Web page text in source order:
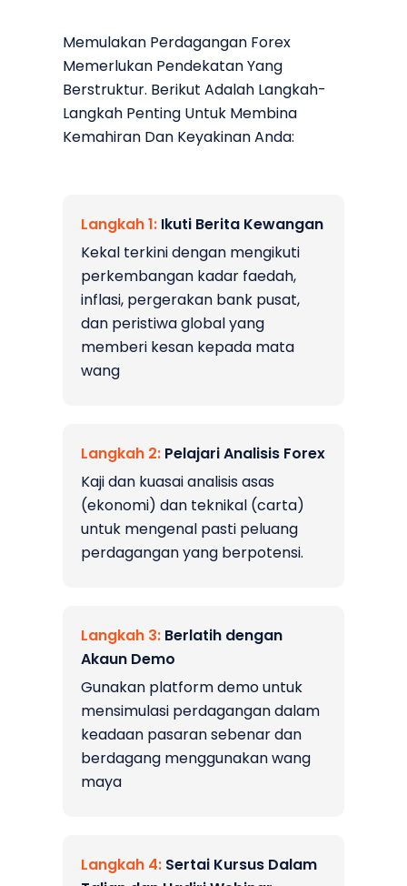
Memulakan Perdagangan Forex
Memerlukan Pendekatan Yang
Berstruktur. Berikut Adalah Langkah-
Langkah Penting Untuk Membina
Kemahiran Dan Keyakinan Anda:
Langkah1: Ikuti Berita Kewangan
Kekal terkini dengan mengikuti
perkembangan kadar faedah,
inflasi, pergerakan bank pusat,
dan peristiwa global yang
memberi kesan kepada mata
wang
Langkah 2: Pelajari Analisis Forex
Kaji dan kuasai analisis asas
(ekonomi) dan teknikal (carta)
untuk mengenal pasti peluang
perdagangan yang berpotensi.
Langkah 3: Berlatih dengan
Akaun Demo
Gunakan platform demo untuk
mensimulasi perdagangan dalam
keadaan pasaran sebenar dan
berdagang menggunakan wang
maya
Langkah 4: Sertai Kursus Dalam